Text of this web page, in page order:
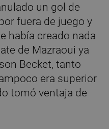
un gol de
fuera de juego y
había creado nada
de Mazraoui ya
Becket, tanto
era superior
tomó ventaja de